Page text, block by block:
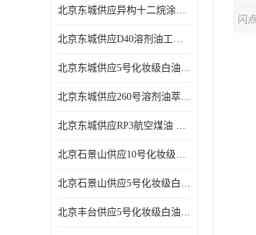
北京东城供应异构十二烷涂料胶粘油墨稀释剂
北京东城供应D40溶剂油工业金属清洗
北京东城供应5号化妆级白油钻井液润滑剂
北京东城供应260号溶剂油萃取溶剂油金属萃取剂
北京东城供应RP3航空煤油 高含量国标工业级航空煤油燃料油 无色透明
北京石景山供应10号化妆级白油高精密机械润滑油
北京石景山供应5号化妆级白油缝纫机油 设备润滑油
北京丰台供应5号化妆级白油纤维与织物柔软光亮
闪点